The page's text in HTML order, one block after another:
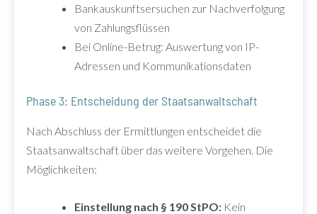
Bankauskunftsersuchen zur Nachverfolgung
von Zahlungsflüssen
Bei Online-Betrug: Auswertung von IP-
Adressen und Kommunikationsdaten
Phase 3: Entscheidung der Staatsanwaltschaft
Nach Abschluss der Ermittlungen entscheidet die
Staatsanwaltschaft über das weitere Vorgehen. Die
Möglichkeiten:
Einstellung nach § 190 StPO: Kein